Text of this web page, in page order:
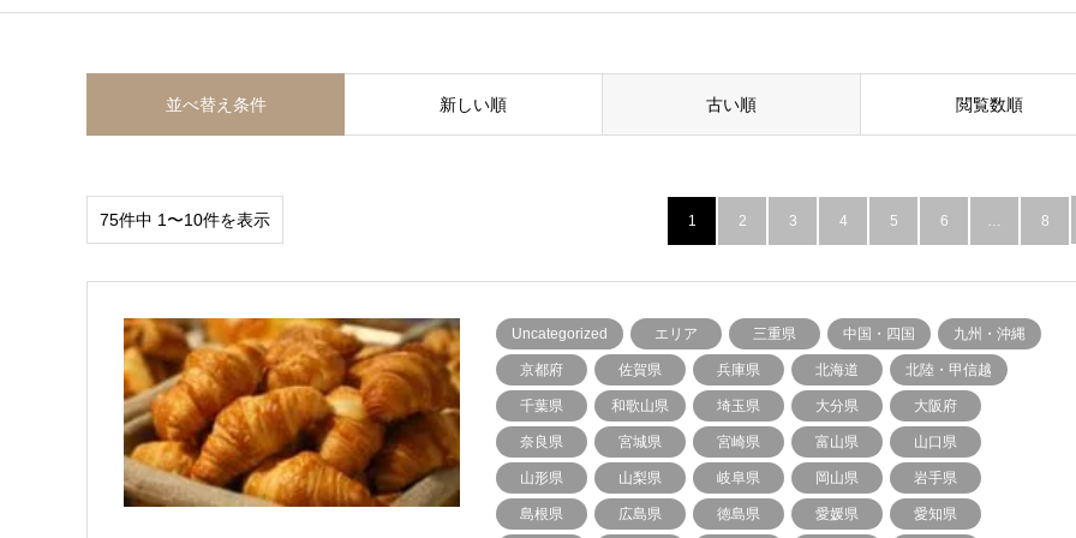
並べ替え条件 新しい順 古い順 閲覧数順
75件中 1〜10件を表示 1 2 3 4 5 6 … 8
Uncategorized エリア 三重県 中国・四国 九州・沖縄
京都府 佐賀県 兵庫県 北海道 北陸・甲信越
千葉県 和歌山県 埼玉県 大分県 大阪府
奈良県 宮城県 宮崎県 富山県 山口県
山形県 山梨県 岐阜県 岡山県 岩手県
島根県 広島県 徳島県 愛媛県 愛知県